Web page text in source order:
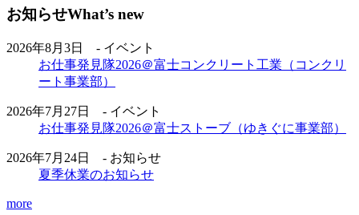
お知らせWhat’s new
2026年8月3日 - イベント
お仕事発見隊2026＠富士コンクリート工業（コンクリ
ート事業部）
2026年7月27日 - イベント
お仕事発見隊2026＠富士ストーブ（ゆきぐに事業部）
2026年7月24日 - お知らせ
夏季休業のお知らせ
more